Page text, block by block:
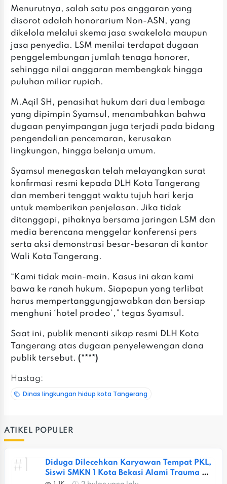
Menurutnya, salah satu pos anggaran yang
disorot adalah honorarium Non-ASN, yang
dikelola melalui skema jasa swakelola maupun
jasa penyedia. LSM menilai terdapat dugaan
penggelembungan jumlah tenaga honorer,
sehingga nilai anggaran membengkak hingga
puluhan miliar rupiah.
M.Aqil SH, penasihat hukum dari dua lembaga
yang dipimpin Syamsul, menambahkan bahwa
dugaan penyimpangan juga terjadi pada bidang
pengendalian pencemaran, kerusakan
lingkungan, hingga belanja umum.
Syamsul menegaskan telah melayangkan surat
konfirmasi resmi kepada DLH Kota Tangerang
dan memberi tenggat waktu tujuh hari kerja
untuk memberikan penjelasan. Jika tidak
ditanggapi, pihaknya bersama jaringan LSM dan
media berencana menggelar konferensi pers
serta aksi demonstrasi besar-besaran di kantor
Wali Kota Tangerang.
“Kami tidak main-main. Kasus ini akan kami
bawa ke ranah hukum. Siapapun yang terlibat
harus mempertanggungjawabkan dan bersiap
menghuni ‘hotel prodeo’,” tegas Syamsul.
Saat ini, publik menanti sikap resmi DLH Kota
Tangerang atas dugaan penyelewengan dana
publik tersebut.(****)
Hastag:
Dinas lingkungan hidup kota Tangerang
ATIKEL POPULER
#1
Diduga Dilecehkan Karyawan Tempat PKL,
Siswi SMKN 1 Kota Bekasi Alami Trauma